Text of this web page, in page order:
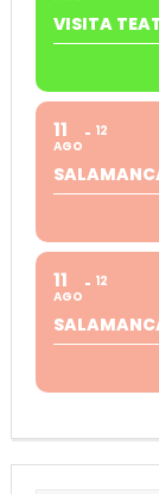
VISITA
11
AGO
12
11
AGO
12